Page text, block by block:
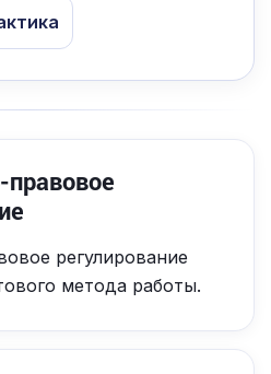
регулирование
метода работы.